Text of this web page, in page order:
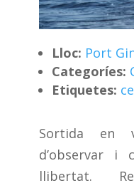
Lloc: Port
Categoríes:
Etiquetes:
Sortida en
d’observar i
llibertat.